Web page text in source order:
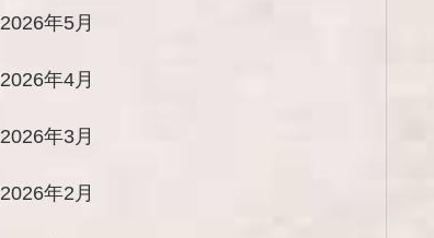
2026年5月
2026年4月
2026年3月
2026年2月